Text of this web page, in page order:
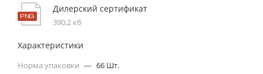
Дилерский сертификат
390,2 кб
Характеристики
Норма упаковки — 66 Шт.